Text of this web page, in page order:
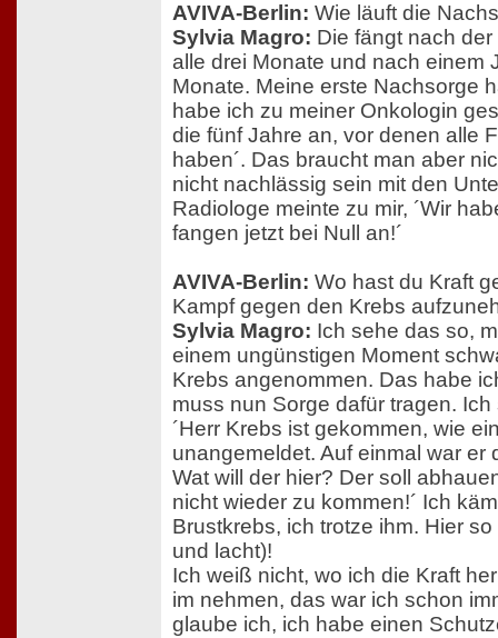
AVIVA-Berlin: Wie läuft die
Sylvia Magro: Die fängt nach
alle drei Monate und nach einem
Monate. Meine erste Nachsorge
habe ich zu meiner Onkologin
die fünf Jahre an, vor denen alle
haben´. Das braucht man aber
nicht nachlässig sein mit den
Radiologe meinte zu mir, ´Wir
fangen jetzt bei Null an!´
AVIVA-Berlin: Wo hast du Kraft
Kampf gegen den Krebs
Sylvia Magro: Ich sehe das so,
einem ungünstigen Moment
Krebs angenommen. Das habe
muss nun Sorge dafür tragen.
´Herr Krebs ist gekommen, wie
unangemeldet. Auf einmal war er
Wat will der hier? Der soll
nicht wieder zu kommen!´ Ich
Brustkrebs, ich trotze ihm. Hier
und lacht)!
Ich weiß nicht, wo ich die Kraft
im nehmen, das war ich schon
glaube ich, ich habe einen